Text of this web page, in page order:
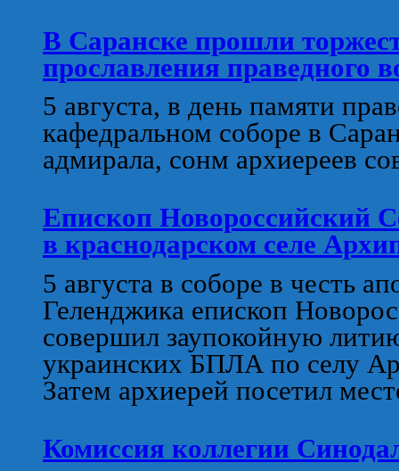
В Саранске прошли
прославления праведного
5 августа, в день памяти
кафедральном соборе в
адмирала, сонм архиереев
Епископ Новороссийский
в краснодарском селе
5 августа в соборе в честь
Геленджика епископ
совершил заупокойную
украинских БПЛА по селу
Затем архиерей посетил
Комиссия коллегии